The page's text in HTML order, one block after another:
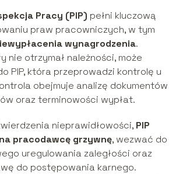
Pracy (PIP) pełni kluczową
praw pracowniczych, w tym
wynagrodzenia.
nie otrzymał należności, może
PIP, która przeprowadzi kontrolę u
obejmuje analizę dokumentów
oraz terminowości wypłat.
nieprawidłowości, PIP
pracodawcę grzywnę, wezwać do
uregulowania zaległości oraz
do postępowania karnego.